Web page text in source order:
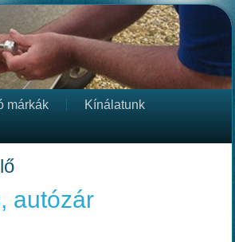
márkák
Kínálatunk
autózár